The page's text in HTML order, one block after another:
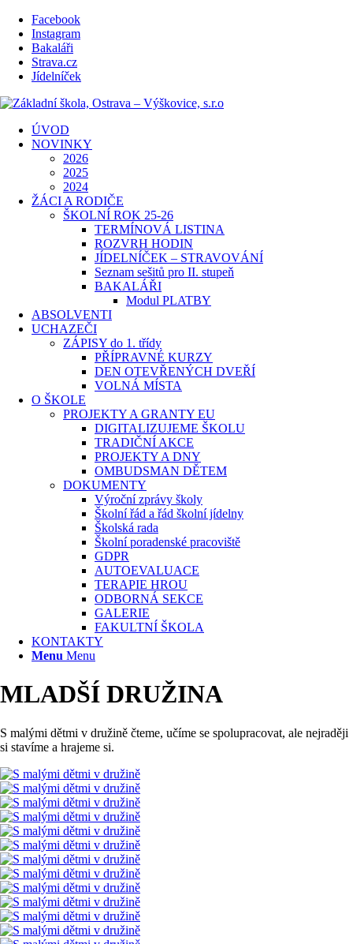
Facebook
Instagram
Bakaláři
Strava.cz
Jídelníček
ÚVOD
NOVINKY
2026
2025
2024
ŽÁCI A RODIČE
ŠKOLNÍ ROK 25-26
TERMÍNOVÁ LISTINA
ROZVRH HODIN
JÍDELNÍČEK – STRAVOVÁNÍ
Seznam sešitů pro II. stupeň
BAKALÁŘI
Modul PLATBY
ABSOLVENTI
UCHAZEČI
ZÁPISY do 1. třídy
PŘÍPRAVNÉ KURZY
DEN OTEVŘENÝCH DVEŘÍ
VOLNÁ MÍSTA
O ŠKOLE
PROJEKTY A GRANTY EU
DIGITALIZUJEME ŠKOLU
TRADIČNÍ AKCE
PROJEKTY A DNY
OMBUDSMAN DĚTEM
DOKUMENTY
Výroční zprávy školy
Školní řád a řád školní jídelny
Školská rada
Školní poradenské pracoviště
GDPR
AUTOEVALUACE
TERAPIE HROU
ODBORNÁ SEKCE
GALERIE
FAKULTNÍ ŠKOLA
KONTAKTY
Menu Menu
MLADŠÍ DRUŽINA
S malými dětmi v družině čteme, učíme se spolupracovat, ale nejraději
si stavíme a hrajeme si.